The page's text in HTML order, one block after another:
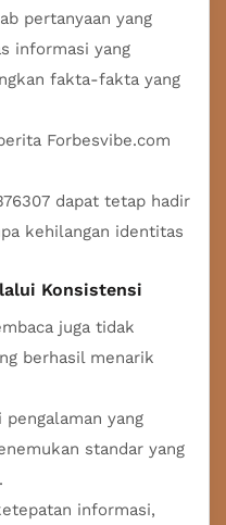
pertanyaan yang
informasi yang
fakta-fakta yang
Forbesvibe.com
dapat tetap hadir
kehilangan identitas
Konsistensi
juga tidak
berhasil menarik
yang
standar yang
informasi,